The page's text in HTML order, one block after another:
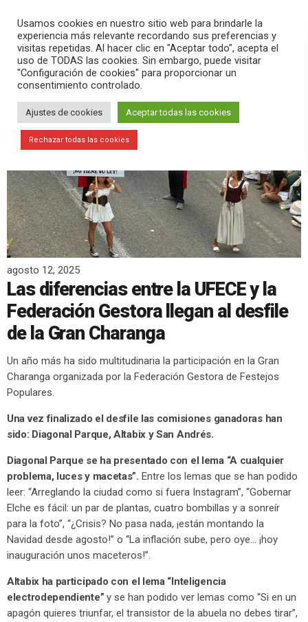
search menu pause PLAY
agosto 12, 2025
Las diferencias entre la UFECE y la
Federación Gestora llegan al desfile
de la Gran Charanga
Un año más ha sido multitudinaria la participación en la Gran
Charanga organizada por la Federación Gestora de Festejos
Populares.
Una vez finalizado el desfile las comisiones ganadoras han
sido: Diagonal Parque, Altabix y San Andrés.
Diagonal Parque se ha presentado con el lema “A cualquier
problema, luces y macetas”. Entre los lemas que se han podido
leer: “Arreglando la ciudad como si fuera Instagram”, “Gobernar
Elche es fácil: un par de plantas, cuatro bombillas y a sonreír
para la foto”, “¿Crisis? No pasa nada, ¡están montando la
Navidad desde agosto!” o “La inflación sube, pero oye… ¡hoy
inauguración unos maceteros!”.
Altabix ha participado con el lema “Inteligencia
electrodependiente” y se han podido ver lemas como “Si en un
apagón quieres triunfar, el transistor de la abuela no debes tirar”,
Usamos cookies en nuestro sitio web para brindarle la
experiencia más relevante recordando sus preferencias y
visitas repetidas. Al hacer clic en "Aceptar todo", acepta el
uso de TODAS las cookies. Sin embargo, puede visitar
"Configuración de cookies" para proporcionar un
consentimiento controlado.
Ajustes de cookies Aceptar todas las cookies
Rechazar todas las cookies